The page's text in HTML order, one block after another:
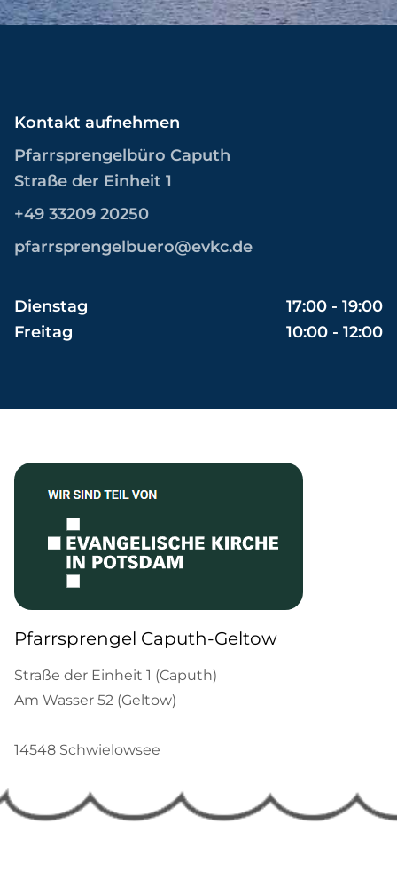
Kontakt aufnehmen
Pfarrsprengelbüro Caputh
Straße der Einheit 1
+49 33209 20250
pfarrsprengelbuero@evkc.de
Dienstag
17:00 - 19:00
Freitag
10:00 - 12:00
Pfarrsprengel Caputh-Geltow
Straße der Einheit 1 (Caputh)
Am Wasser 52 (Geltow)
14548 Schwielowsee